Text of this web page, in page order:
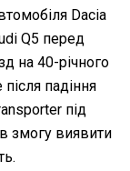
Dacia
Q5 перед
на 40-річного
падіння
під
змогу виявити